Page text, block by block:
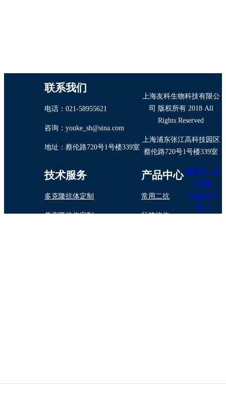
联系我们
电话：021-58955621
咨询：youke_sh@sina.com
地址：蔡伦路720号1号楼339室
技术服务
多克隆抗体定制
单克隆抗体定制
产品中心
常用二抗
标签抗体
上海友科生物科技有限公
司 版权所有 2018 All
Rights Reserved
上海浦东张江高科技园区
蔡伦路720号1号楼339室
备案号：沪
ICP备
11047476
号-1